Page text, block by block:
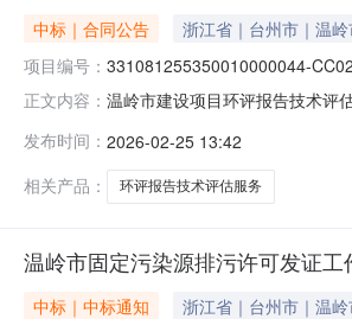
中标｜合同公告 浙江省｜台州市｜温
项目编号： 331081255350010000044-
正文内容： 温岭市建设项目环评报告技术评
方式：0576-89956852供应商（
发布时间： 2026-02-25 13:42
相关产品：
环评报告技术评估服务
温岭市固定污染源排污许可发证
中标｜中标通知 浙江省｜台州市｜温